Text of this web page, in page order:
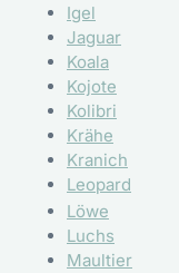
Igel
Jaguar
Koala
Kojote
Kolibri
Krähe
Kranich
Leopard
Löwe
Luchs
Maultier